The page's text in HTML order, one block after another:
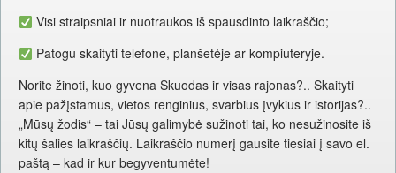
Visi straipsniai ir nuotraukos iš spausdinto laikraščio;
Patogu skaityti telefone, planšetėje ar kompiuteryje.
Norite žinoti, kuo gyvena Skuodas ir visas rajonas?.. Skaityti
apie pažįstamus, vietos renginius, svarbius įvykius ir istorijas?..
„Mūsų žodis“ – tai Jūsų galimybė sužinoti tai, ko nesužinosite iš
kitų šalies laikraščių. Laikraščio numerį gausite tiesiai į savo el.
paštą – kad ir kur begyventumėte!